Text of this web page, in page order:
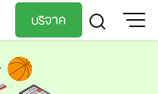
บริจาค